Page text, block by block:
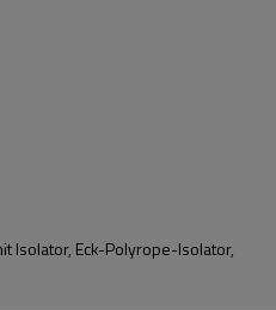
Isolator, Eck-Polyrope-Isolator,